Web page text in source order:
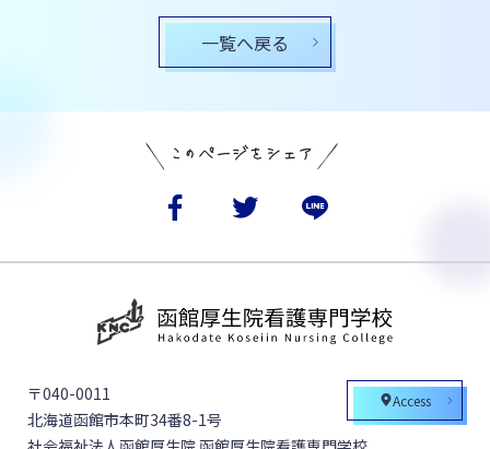
一覧へ戻る
Access
〒040-0011
北海道函館市本町34番8-1号